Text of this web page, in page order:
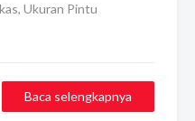
Ukuran Pintu
Baca selengkapnya